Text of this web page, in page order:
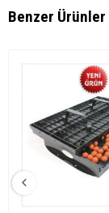
Benzer Ürünler